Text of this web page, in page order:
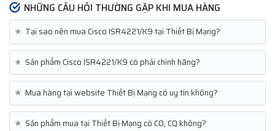
NHỮNG CÂU HỎI THƯỜNG GẶP KHI MUA HÀNG
★ Tại sao nên mua Cisco ISR4221/K9 tại Thiết Bị Mạng?
★ Sản phẩm Cisco ISR4221/K9 có phải chính hãng?
★ Mua hàng tại website Thiết Bị Mạng có uy tín không?
★ Sản phẩm mua tại Thiết Bị Mạng có CO, CQ không?